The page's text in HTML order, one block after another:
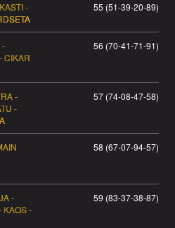
-
55 (51-39-20-89)
-
CIKAR
56 (70-41-71-91)
-
-
57 (74-08-47-58)
58 (67-07-94-57)
-
KAOS -
59 (83-37-38-87)